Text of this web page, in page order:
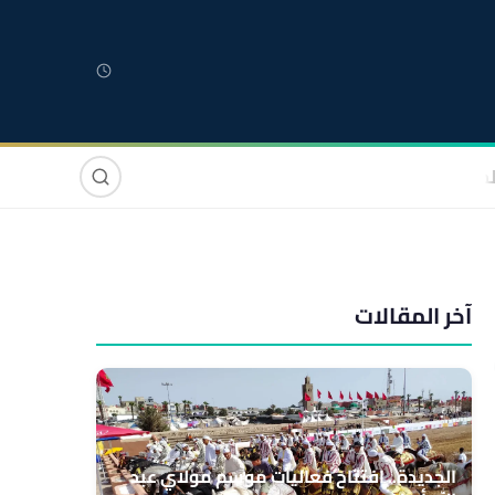
صوت وصورة
آخر المقالات
الجديدة.. افتتاح فعاليات موسم مولاي عبد